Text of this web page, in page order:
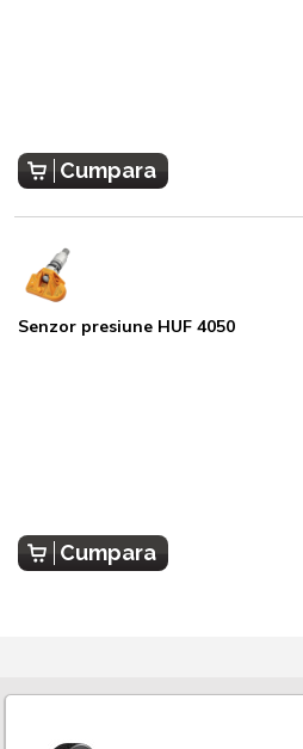
Cumpara
Senzor presiune HUF 4050
Cumpara